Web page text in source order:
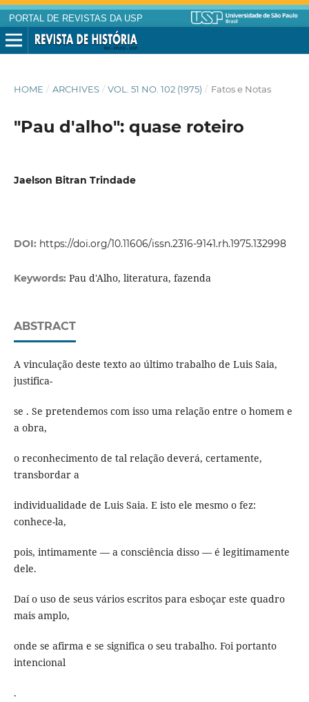
PORTAL DE REVISTAS DA USP
HOME / ARCHIVES / VOL. 51 NO. 102 (1975) / Fatos e Notas
"Pau d'alho": quase roteiro
Jaelson Bitran Trindade
DOI: https://doi.org/10.11606/issn.2316-9141.rh.1975.132998
Keywords: Pau d'Alho, literatura, fazenda
ABSTRACT
A vinculação deste texto ao último trabalho de Luis Saia,
justifica-
se . Se pretendemos com isso uma relação entre o homem e
a obra,
o reconhecimento de tal relação deverá, certamente,
transbordar a
individualidade de Luis Saia. E isto ele mesmo o fez:
conhece-la,
pois, intimamente — a consciência disso — é legitimamente
dele.
Daí o uso de seus vários escritos para esboçar este quadro
mais amplo,
onde se afirma e se significa o seu trabalho. Foi portanto
intencional
.